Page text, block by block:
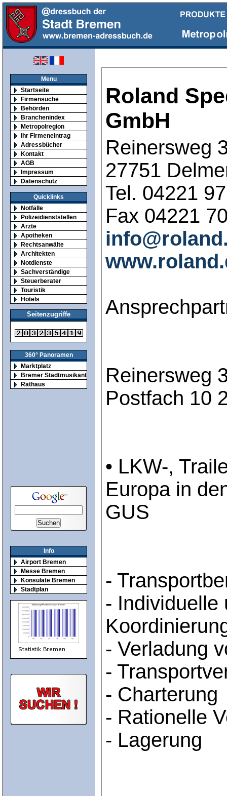
Menu
Startseite
Firmensuche
Behörden
Branchenindex
Metropolregion
Ihr Firmeneintrag
Adressbücher
Kontakt
AGB
Impressum
Datenschutz
Quicklinks
Notfälle
Polizeidienststellen
Ärzte
Apotheken
Rechtsanwälte
Architekten
Notdienste
Sachverständige
Steuerberater
Touristik
Hotels
Seitenzugriffe
360° Panoramen
Marktplatz
Bremer Stadtmusikanten
Rathaus
Info
Airport Bremen
Messe Bremen
Konsulate Bremen
Stadtplan
Roland
GmbH
Reinersweg
27751
Tel. 04221
Fax 04221
Reinersweg
Postfach 10
• LKW-,
Europa in
GUS
-
- Individuelle
- Verladung
-
- Charterung
- Rationelle
- Lagerung